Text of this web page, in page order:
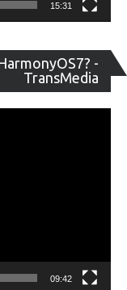
15:31
-
TransMedia
de
09:42